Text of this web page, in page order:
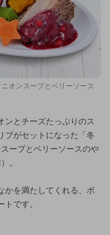
オンスープとベリーソース
ンとチーズたっぷりのス
ブがセットになった「冬
ープとベリーソースのや
。
かを満たしてくれる、ボ
トです。